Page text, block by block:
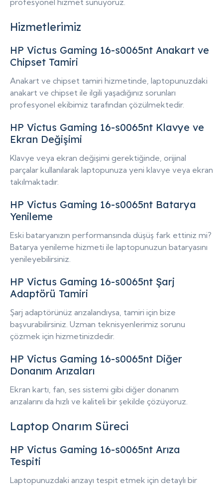
profesyonel hizmet sunuyoruz.
Hizmetlerimiz
HP Victus Gaming 16-s0065nt Anakart ve
Chipset Tamiri
Anakart ve chipset tamiri hizmetinde, laptopunuzdaki
anakart ve chipset ile ilgili yaşadığınız sorunları
profesyonel ekibimiz tarafından çözülmektedir.
HP Victus Gaming 16-s0065nt Klavye ve
Ekran Değişimi
Klavye veya ekran değişimi gerektiğinde, orijinal
parçalar kullanılarak laptopunuza yeni klavye veya ekran
takılmaktadır.
HP Victus Gaming 16-s0065nt Batarya
Yenileme
Eski bataryanızın performansında düşüş fark ettiniz mi?
Batarya yenileme hizmeti ile laptopunuzun bataryasını
yenileyebilirsiniz.
HP Victus Gaming 16-s0065nt Şarj
Adaptörü Tamiri
Şarj adaptörünüz arızalandıysa, tamiri için bize
başvurabilirsiniz. Uzman teknisyenlerimiz sorunu
çözmek için hizmetinizdedir.
HP Victus Gaming 16-s0065nt Diğer
Donanım Arızaları
Ekran kartı, fan, ses sistemi gibi diğer donanım
arızalarını da hızlı ve kaliteli bir şekilde çözüyoruz.
Laptop Onarım Süreci
HP Victus Gaming 16-s0065nt Arıza
Tespiti
Laptopunuzdaki arızayı tespit etmek için detaylı bir